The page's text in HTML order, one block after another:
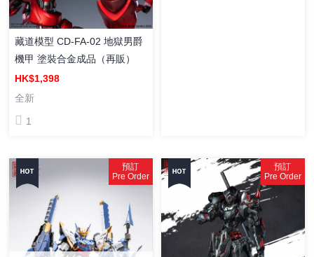
藏道模型 CD-FA-02 地獄男爵
機甲 塗裝合金成品（再販）
HK$1,398
全新
1
預訂
Pre Order
預訂
Pre Order